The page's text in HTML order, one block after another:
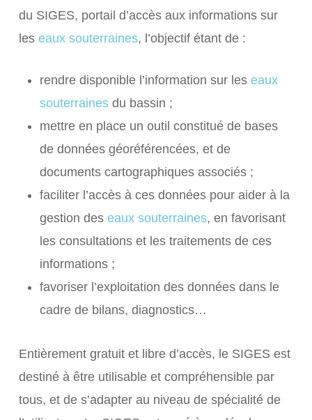
du SIGES, portail d’accès aux informations sur
les eaux souterraines, l’objectif étant de :
rendre disponible l’information sur les eaux
souterrainesdu bassin ;
mettre en place un outil constitué de bases
de données géoréférencées, et de
documents cartographiques associés ;
faciliter l’accès à ces données pour aider à la
gestion des eaux souterraines, en favorisant
les consultations et les traitements de ces
informations ;
favoriser l’exploitation des données dans le
cadre de bilans, diagnostics…
Entièrement gratuit et libre d’accès, le SIGES est
destiné à être utilisable et compréhensible par
tous, et de s’adapter au niveau de spécialité de